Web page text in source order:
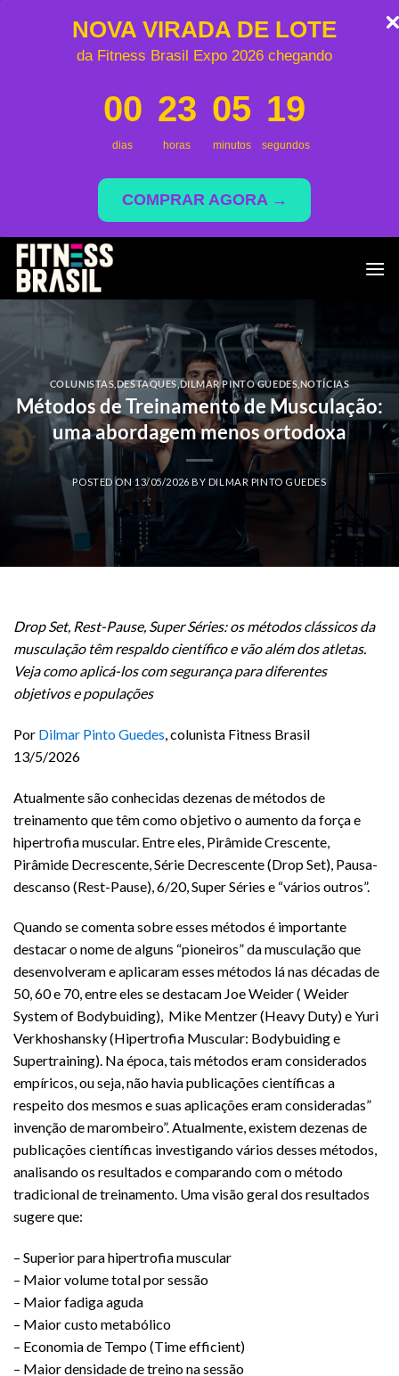
NOVA VIRADA DE LOTE
da Fitness Brasil Expo 2026 chegando
00
dias
23
horas
05
minutos
18
segundos
COMPRAR AGORA →
Skip
content
COLUNISTAS,DESTAQUES,DILMAR PINTO GUEDES NOTÍCIAS
Métodos de Treinamento de Musculação:
uma abordagem menos ortodoxa
POSTED ON 13/05/2026 BY DILMAR PINTO GUEDES
Drop Set, Rest-Pause, Super Séries: os métodos clássicos da
musculação têm respaldo científico e vão além dos atletas.
Veja como aplicá-los com segurança para diferentes
objetivos e populações
Por Dilmar Pinto Guedes , colunista Fitness Brasil
13/5/2026
Atualmente são conhecidas dezenas de métodos de
treinamento que têm como objetivo o aumento da força e
hipertrofia muscular. Entre eles, Pirâmide Crescente,
Pirâmide Decrescente, Série Decrescente (Drop Set), Pausa-
descanso (Rest-Pause), 6/20, Super Séries e “vários outros”.
Quando se comenta sobre esses métodos é importante
destacar o nome de alguns “pioneiros” da musculação que
desenvolveram e aplicaram esses métodos lá nas décadas de
50, 60 e 70, entre eles se destacam Joe Weider ( Weider
System of Bodybuiding), Mike Mentzer (Heavy Duty) e Yuri
Verkhoshansky (Hipertrofia Muscular: Bodybuiding e
Supertraining). Na época, tais métodos eram considerados
empíricos, ou seja, não havia publicações científicas a
respeito dos mesmos e suas aplicações eram consideradas”
invenção de marombeiro”. Atualmente, existem dezenas de
publicações científicas investigando vários desses métodos,
analisando os resultados e comparando com o método
tradicional de treinamento. Uma visão geral dos resultados
sugere que:
– Superior para hipertrofia muscular
– Maior volume total por sessão
– Maior fadiga aguda
– Maior custo metabólico
– Economia de Tempo (Time efficient)
– Maior densidade de treino na sessão